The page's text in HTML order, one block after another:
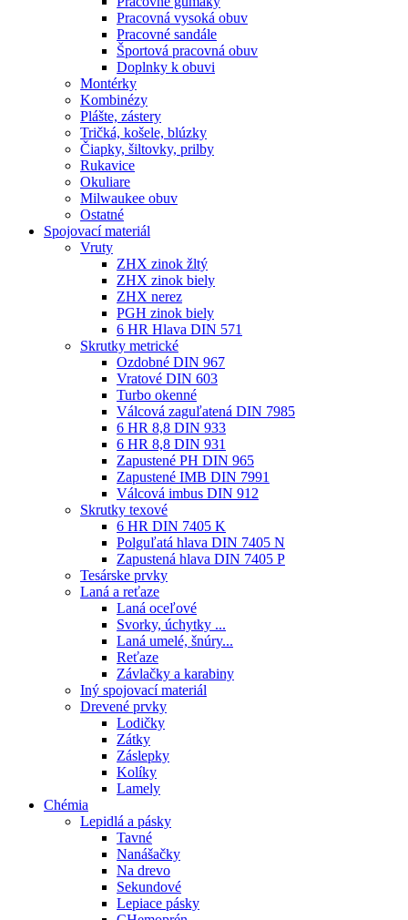
Pracovná vysoká obuv
Pracovné sandále
Športová pracovná obuv
Doplnky k obuvi
Montérky
Kombinézy
Plášte, zástery
Tričká, košele, blúzky
Čiapky, šiltovky, prilby
Rukavice
Okuliare
Milwaukee obuv
Ostatné
Spojovacímateriál
Vruty
ZHX zinok žltý
ZHX zinok biely
ZHX nerez
PGH zinok biely
6 HR Hlava DIN 571
Skrutky metrické
Ozdobné DIN 967
Vratové DIN 603
Turbo okenné
Válcová zaguľatená DIN 7985
6 HR 8,8 DIN 933
6 HR 8,8 DIN 931
Zapustené PH DIN 965
Zapustené IMB DIN 7991
Válcová imbus DIN 912
Skrutky texové
6 HR DIN 7405 K
Polguľatá hlava DIN 7405 N
Zapustená hlava DIN 7405 P
Tesárske prvky
Laná a reťaze
Laná oceľové
Svorky, úchytky ...
Laná umelé, šnúry...
Reťaze
Závlačky a karabiny
Iný spojovací materiál
Drevené prvky
Lodičky
Zátky
Záslepky
Kolíky
Lamely
Chémia
Lepidlá a pásky
Tavné
Nanášačky
Na drevo
Sekundové
Lepiace pásky